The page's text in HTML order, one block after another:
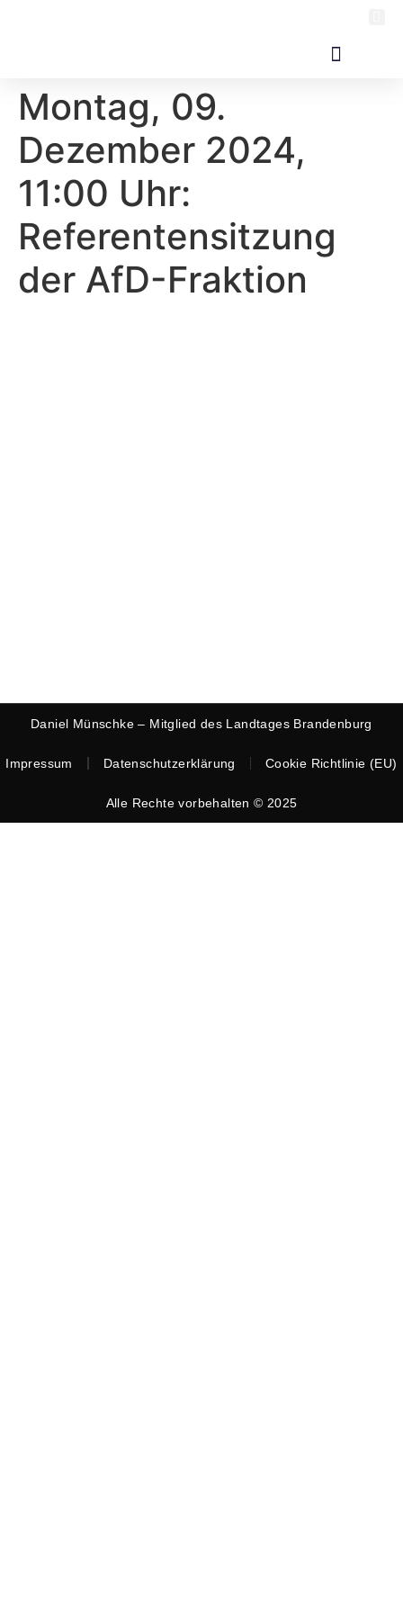
Montag, 09.
Dezember 2024,
11:00 Uhr:
Referentensitzung
der AfD-Fraktion
Daniel Münschke – Mitglied des Landtages Brandenburg
Impressum Datenschutzerklärung Cookie Richtlinie (EU)
Alle Rechte vorbehalten © 2025